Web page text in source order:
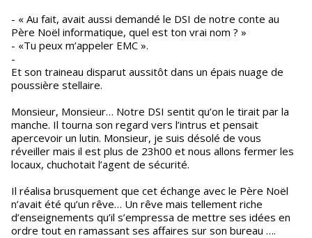
- « Au fait, avait aussi demandé le DSI de notre conte au
Père Noël informatique, quel est ton vrai nom ? »
- «Tu peux m’appeler EMC ».
-
Et son traineau disparut aussitôt dans un épais nuage de
poussière stellaire.
Monsieur, Monsieur… Notre DSI sentit qu’on le tirait par la
manche. Il tourna son regard vers l’intrus et pensait
apercevoir un lutin. Monsieur, je suis désolé de vous
réveiller mais il est plus de 23h00 et nous allons fermer les
locaux, chuchotait l’agent de sécurité.
Il réalisa brusquement que cet échange avec le Père Noël
n’avait été qu’un rêve… Un rêve mais tellement riche
d’enseignements qu’il s’empressa de mettre ses idées en
ordre tout en ramassant ses affaires sur son bureau ….